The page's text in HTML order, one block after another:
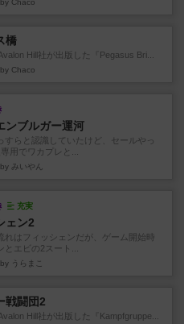
by Chaco
橋
Hill社が出版した『Pegasus Bri...
by Chaco
ンブルガー運河
すらと認識していたけど、セールやっ
用でワカプレと...
by みいやん
充実
ェン2
れはフィッシェンだが、ゲーム開始時
とエビの2スート...
by うらまこ
戦闘団2
Hill社が出版した『Kampfgruppe...